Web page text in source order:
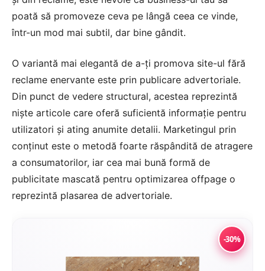
poată să promoveze ceva pe lângă ceea ce vinde,
într-un mod mai subtil, dar bine gândit.
O variantă mai elegantă de a-ți promova site-ul fără
reclame enervante este prin publicare advertoriale.
Din punct de vedere structural, acestea reprezintă
niște articole care oferă suficientă informație pentru
utilizatori și ating anumite detalii. Marketingul prin
conținut este o metodă foarte răspândită de atragere
a consumatorilor, iar cea mai bună formă de
publicitate mascată pentru optimizarea offpage o
reprezintă plasarea de advertoriale.
-30%